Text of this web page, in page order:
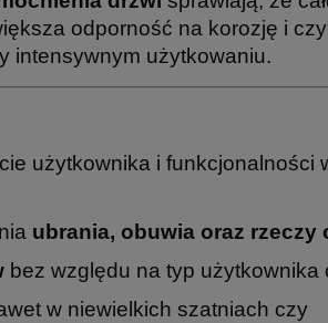
odporność na korozję i
intensywnym użytkowaniu.
użytkownika i funkcjonalności
ubrania, obuwia oraz rzeczy
bez względu na typ użytkownika
w niewielkich szatniach czy